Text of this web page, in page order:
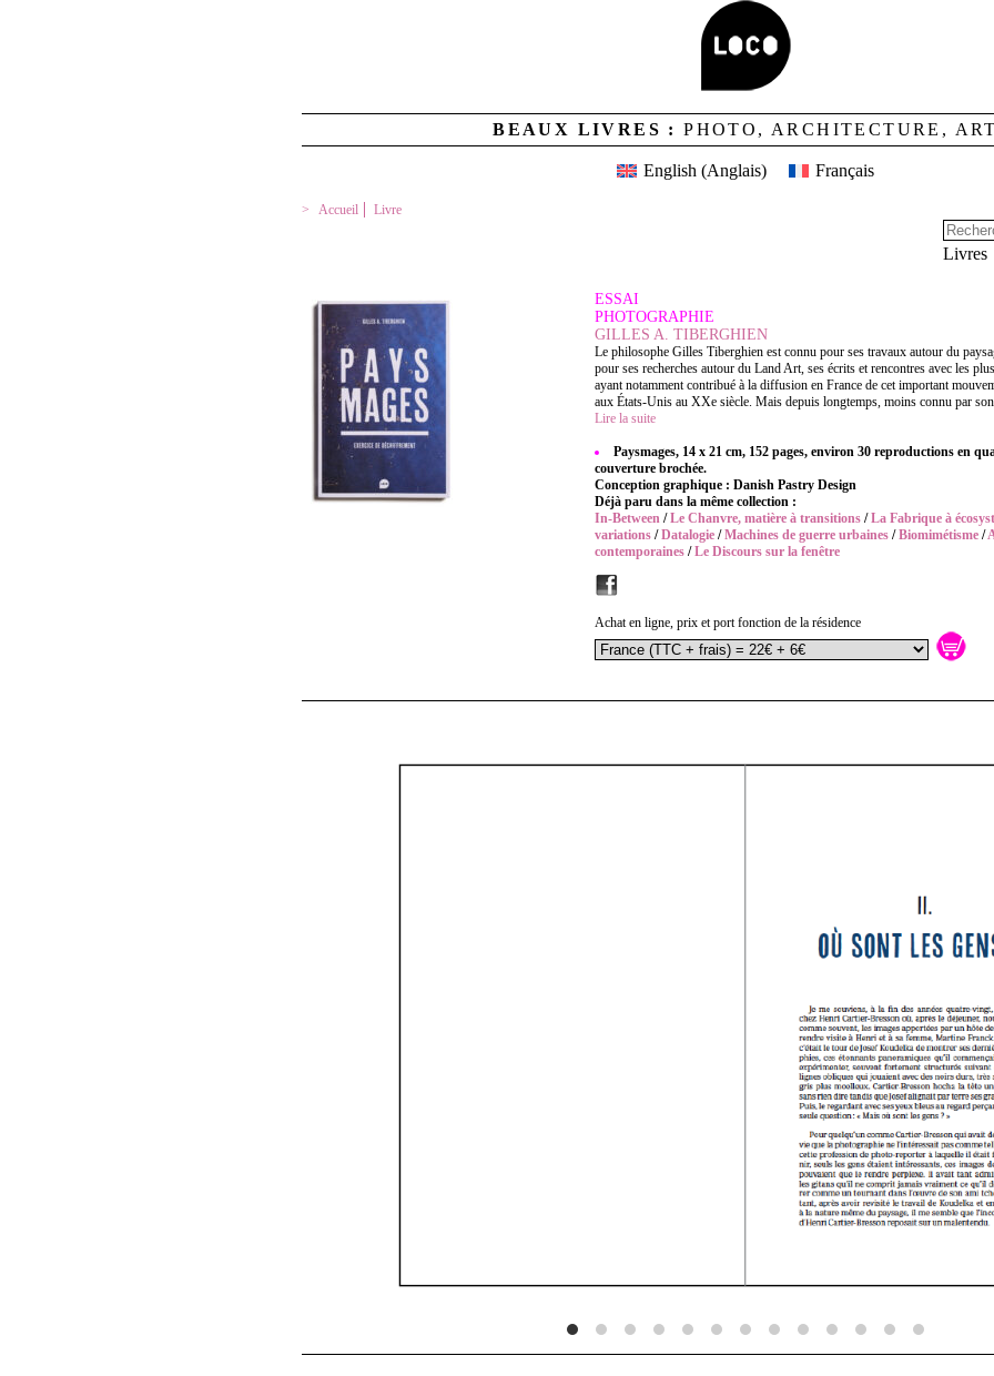
BEAUX LIVRES :PHOTO, ARCHITECTURE, ART
English (Anglais) Français
Accueil Livre
Livres
ESSAI
PHOTOGRAPHIE
GILLES A. TIBERGHIEN
Le philosophe Gilles Tiberghien est connu pour ses travaux autour du
pour ses recherches autour du Land Art, ses écrits et rencontres avec les
ayant notamment contribué à la diffusion en France de cet important
aux États-Unis au XXe siècle. Mais depuis longtemps, moins connu par
Lire la suite
Paysmages, 14 x 21 cm, 152 pages, environ 30 reproductions en
couverture brochée.
Conception graphique : Danish Pastry Design
Déjà paru dans la même collection :
In-Between /Le Chanvre, matière à transitions /La Fabrique à
variations /Datalogie /Machines de guerre urbaines /Biomimétisme /
contemporaines /Le Discours sur la fenêtre
Achat en ligne, prix et port fonction de la résidence